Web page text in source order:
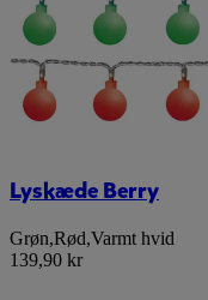
Lyskæde Berry
Grøn,Rød,Varmt hvid
139,90 kr